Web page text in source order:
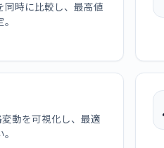
同時に比較し、最高値
動を可視化し、最適